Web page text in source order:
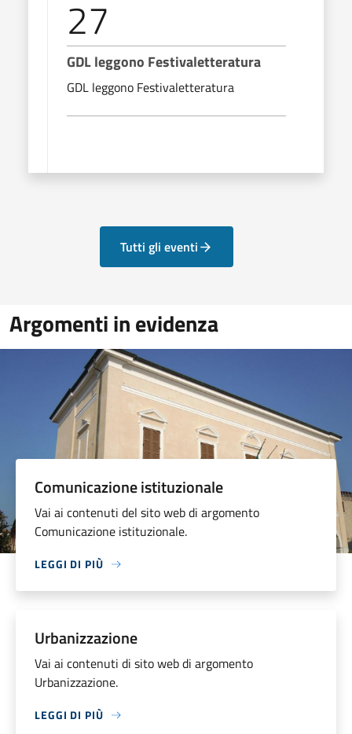
27
GDL leggono Festivaletteratura
GDL leggono Festivaletteratura
Tutti gli eventi
Argomenti in evidenza
Comunicazione istituzionale
Vai ai contenuti del sito web di argomento
Comunicazione istituzionale.
LEGGI DI PIÙ
Urbanizzazione
Vai ai contenuti di sito web di argomento
Urbanizzazione.
LEGGI DI PIÙ